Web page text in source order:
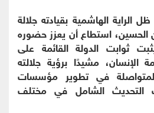
الهاشمية بقيادته جلالة
الحسين، استطاع أن يعزز حضوره
ثوابت الدولة القائمة على
الإنسان، مشيدًا برؤية جلالته
في تطوير مؤسسات
التحديث الشامل في مختلف